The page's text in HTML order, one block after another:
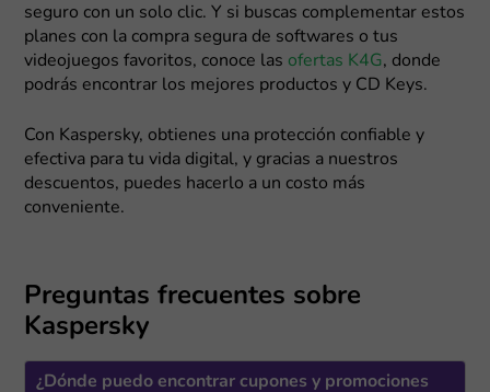
seguro con un solo clic. Y si buscas complementar estos
planes con la compra segura de softwares o tus
videojuegos favoritos, conoce las ofertas K4G, donde
podrás encontrar los mejores productos y CD Keys.
Con Kaspersky, obtienes una protección confiable y
efectiva para tu vida digital, y gracias a nuestros
descuentos, puedes hacerlo a un costo más
conveniente.
Preguntas frecuentes sobre
Kaspersky
¿Dónde puedo encontrar cupones y promociones